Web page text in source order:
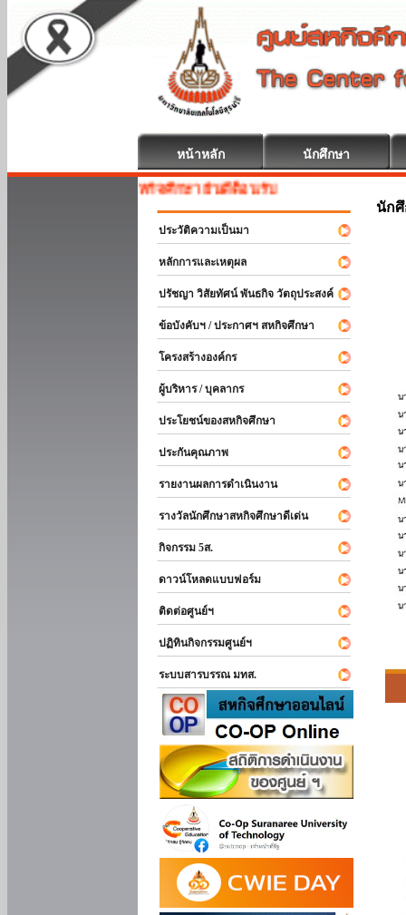
หน้าหลัก นักศึกษา
สหกิจศึกษา ยินดีต้อนรับ
ประวัติความเป็นมา
หลักการและเหตุผล
ปรัชญา วิสัยทัศน์ พันธกิจ วัตถุประสงค์
ข้อบังคับฯ / ประกาศฯ สหกิจศึกษา
โครงสร้างองค์กร
ผู้บริหาร / บุคลากร
ประโยชน์ของสหกิจศึกษา
ประกันคุณภาพ
รายงานผลการดำเนินงาน
รางวัลนักศึกษาสหกิจศึกษาดีเด่น
กิจกรรม 5ส.
ดาวน์โหลดแบบฟอร์ม
ติดต่อศูนย์ฯ
ปฏิทินกิจกรรมศูนย์ฯ
ระบบสารบรรณ มทส.
นัก